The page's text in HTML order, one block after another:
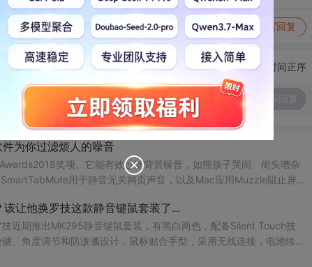
转发到动态 举报 写回复
切换为时间正序
为你过滤烦人的噪音
奖项。它能有效过滤背景噪音，如熊孩子哭闹、街头嘈杂
用于静音无关网页声音，以及Mac应用Muzzle阻止屏幕
该让他换罗技这款静音键鼠套装了...
近期推出MK295静音键鼠套装，有黑白两色，配备Silent Touch技
、角度调节和防泼溅设计，鼠标贴合手型，采用无线连接，电池续航